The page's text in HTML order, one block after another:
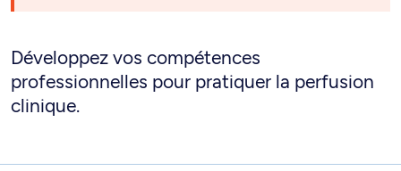
Développez vos compétences
professionnelles pour pratiquer la perfusion
clinique.